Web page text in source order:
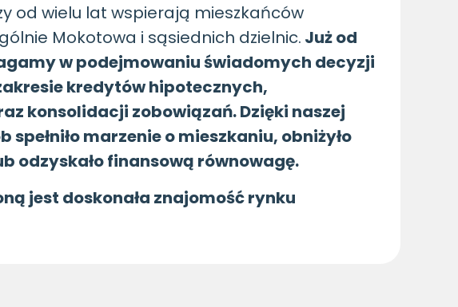
od wielu lat wspierają mieszkańców
Mokotowa i sąsiednich dzielnic. Już od
w podejmowaniu świadomych decyzji
kredytów hipotecznych,
konsolidacji zobowiązań. Dzięki naszej
spełniło marzenie o mieszkaniu, obniżyło
odzyskało finansową równowagę.
jest doskonała znajomość rynku